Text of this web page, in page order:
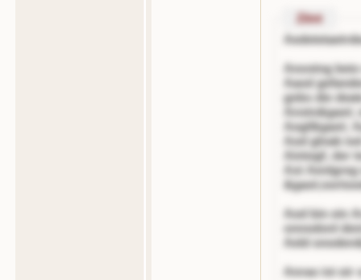
Zitnt
Anostng
Aaod
gnbs die
Aogf&gaot;
Aod glnab
Aintogf, der
Ast
Aod bin ein
onnodonl
Aeld
Anrao ist oir